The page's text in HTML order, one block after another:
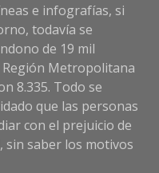
e infografías, si
todavía se
de 19 mil
Metropolitana
8.335. Todo se
que las personas
con el prejuicio de
sin saber los motivos